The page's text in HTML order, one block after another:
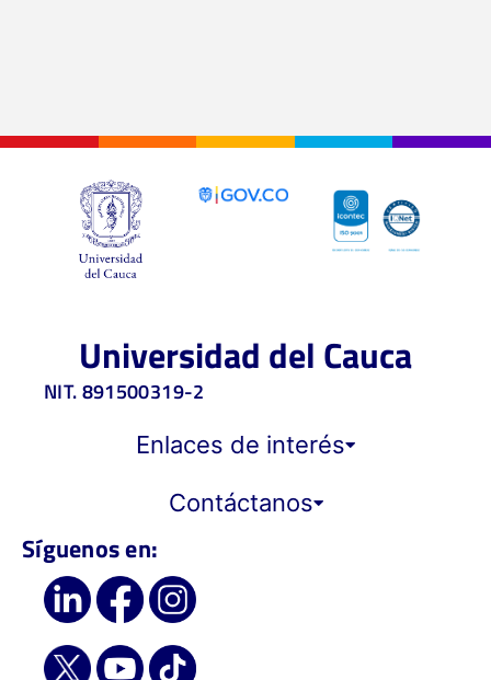
Universidad del Cauca
NIT. 891500319-2
Enlaces de interés
Contáctanos
Síguenos en: